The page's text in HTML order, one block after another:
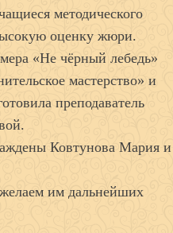
методического
оценку жюри.
«Не чёрный лебедь»
мастерство» и
преподаватель
Ковтунова Мария и
им дальнейших